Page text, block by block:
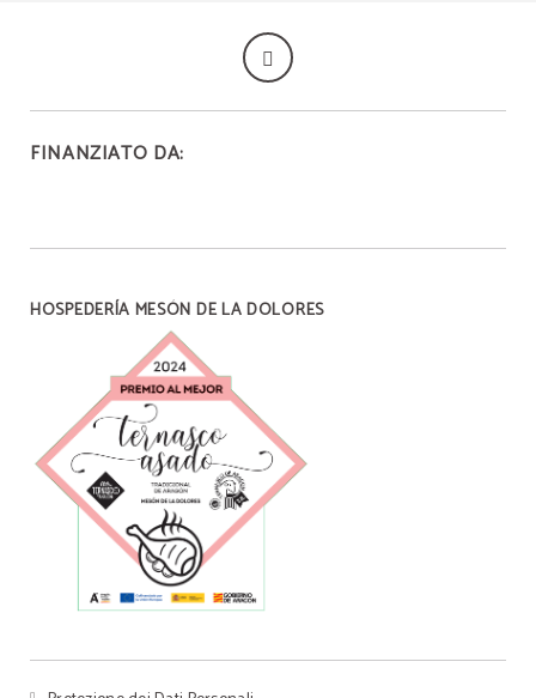
FINANZIATO DA:
HOSPEDERÍA MESÓN DE LA DOLORES